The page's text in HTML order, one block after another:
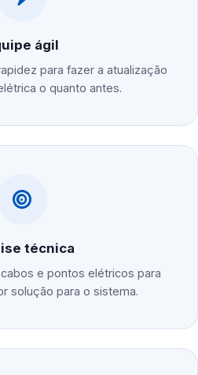
ágil
para fazer a atualização
o quanto antes.
técnica
e pontos elétricos para
solução para o sistema.